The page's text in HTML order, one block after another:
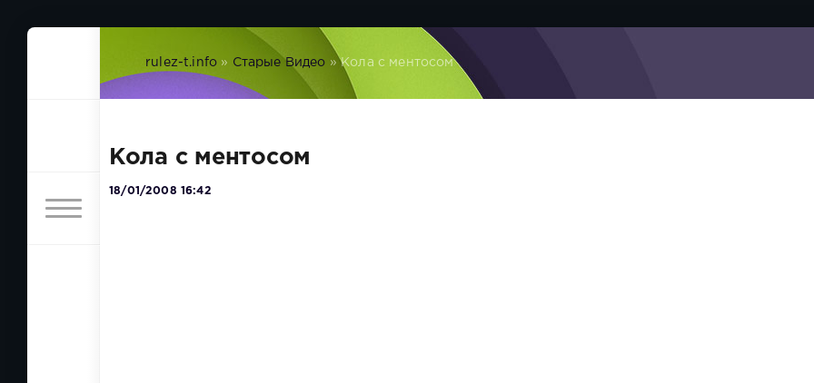
rulez-t.info » Старые Видео » Кола с ментосом
Кола с ментосом
18/01/2008 16:42